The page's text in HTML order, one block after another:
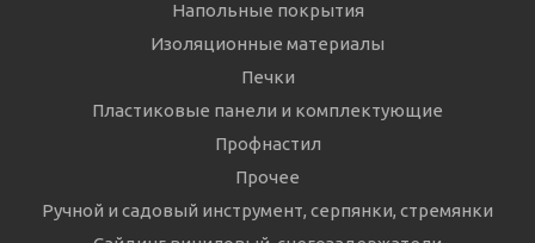
Напольные покрытия
Изоляционные материалы
Печки
Пластиковые панели и комплектующие
Профнастил
Прочее
Ручной и садовый инструмент, серпянки, стремянки